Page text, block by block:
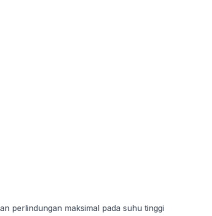
perlindungan maksimal pada suhu tinggi